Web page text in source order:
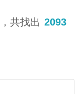
，共找出 2093